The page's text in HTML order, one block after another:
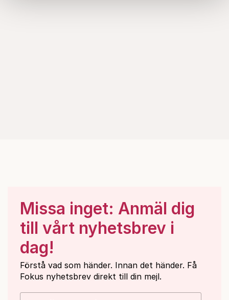
Missa inget: Anmäl dig
till vårt nyhetsbrev i
dag!
Förstå vad som händer. Innan det händer. Få
Fokus nyhetsbrev direkt till din mejl.